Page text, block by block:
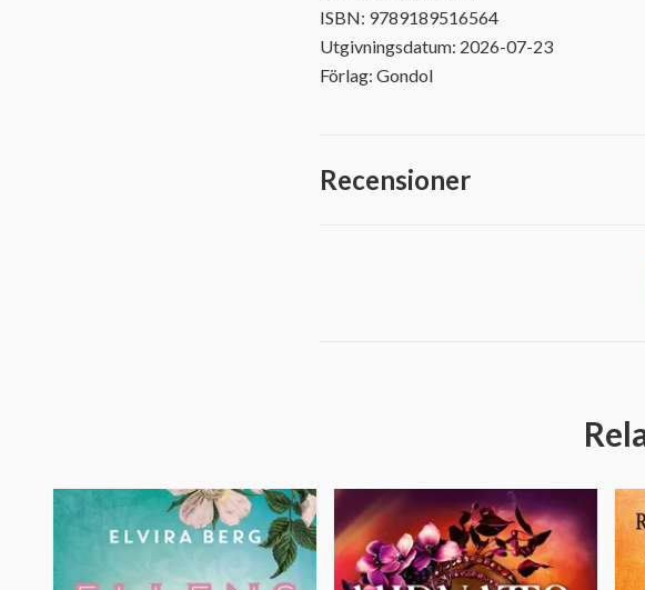
ISBN: 9789189516564
Utgivningsdatum: 2026-07-23
Förlag: Gondol
Recensioner